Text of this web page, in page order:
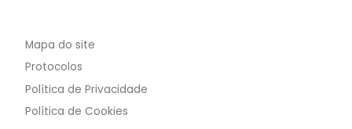
Mapa do site
Protocolos
Política de Privacidade
Política de Cookies